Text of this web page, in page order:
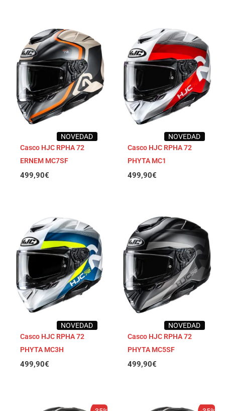
NOVEDAD
Casco HJC RPHA 72
ERNEM MC7SF
499,90€
NOVEDAD
Casco HJC RPHA 72
PHYTA MC1
499,90€
NOVEDAD
Casco HJC RPHA 72
PHYTA MC3H
499,90€
NOVEDAD
Casco HJC RPHA 72
PHYTA MC5SF
499,90€
El
El
El
El